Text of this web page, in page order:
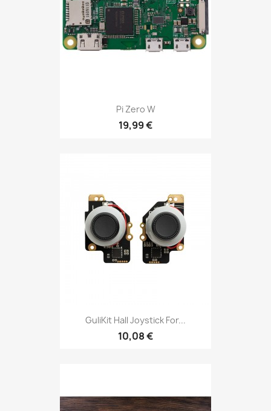
Pi Zero W
19,99 €
GuliKit Hall Joystick For...
10,08 €